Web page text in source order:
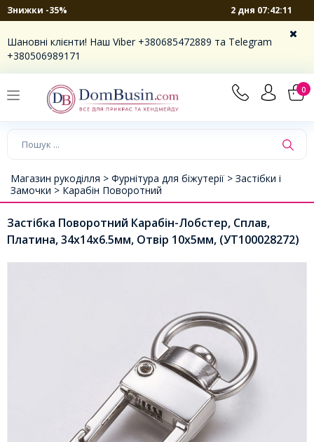
Знижки -35% 2 дня 07:42:10
Шановні клієнти! Наш Viber +380685472889 та Telegram
+380506989171
0
Магазин рукоділля > Фурнітура для біжутерії > Застібки і
Замочки > Карабін Поворотний
Застібка Поворотний Карабін-Лобстер, Сплав,
Платина, 34х14х6.5мм, Отвір 10х5мм, (УТ100028272)